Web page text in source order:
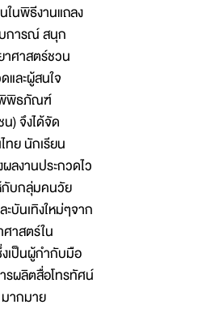
ในพิธีงานแถลง
บการณ์ สนุก
ศาสตร์ชวน
และผู้สนใจ
พิพิธภัณฑ์
) จึงได้จัด
ทย นักเรียน
ลงานประกวดไว
กับกลุ่มคนวัย
บันเทิงใหม่ๆจาก
าสตร์ใน
เป็นผู้กำกับมือ
รผลิตสื่อโทรทัศน์
มากมาย